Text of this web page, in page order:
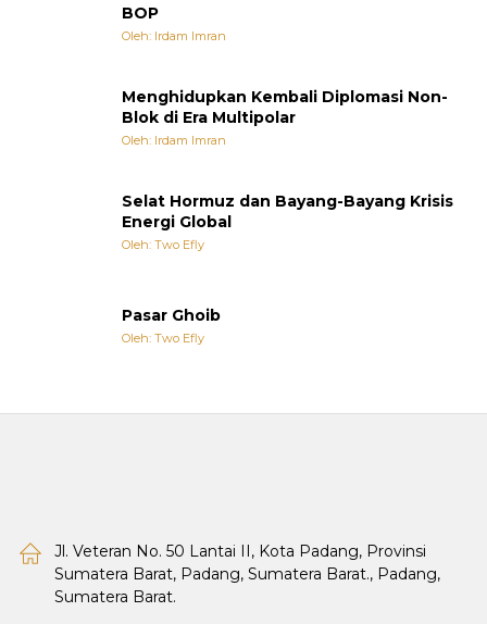
BOP
Oleh: Irdam Imran
Menghidupkan Kembali Diplomasi Non-
Blok di Era Multipolar
Oleh: Irdam Imran
Selat Hormuz dan Bayang-Bayang Krisis
Energi Global
Oleh: Two Efly
Pasar Ghoib
Oleh: Two Efly
Jl. Veteran No. 50 Lantai II, Kota Padang, Provinsi
Sumatera Barat, Padang, Sumatera Barat., Padang,
Sumatera Barat.